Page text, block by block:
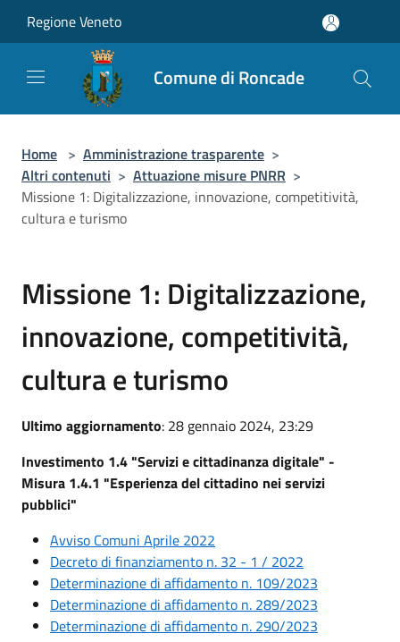
Regione Veneto
Comune di Roncade
Home > Amministrazione trasparente >
Altri contenuti > Attuazione misure PNRR >
Missione 1: Digitalizzazione, innovazione, competitività,
cultura e turismo
Missione 1: Digitalizzazione,
innovazione, competitività,
cultura e turismo
Ultimo aggiornamento: 28 gennaio 2024, 23:29
Investimento 1.4 "Servizi e cittadinanza digitale" -
Misura 1.4.1 "Esperienza del cittadino nei servizi
pubblici"
Avviso Comuni Aprile 2022
Decreto di finanziamento n. 32 - 1 / 2022
Determinazione di affidamento n. 109/2023
Determinazione di affidamento n. 289/2023
Determinazione di affidamento n. 290/2023